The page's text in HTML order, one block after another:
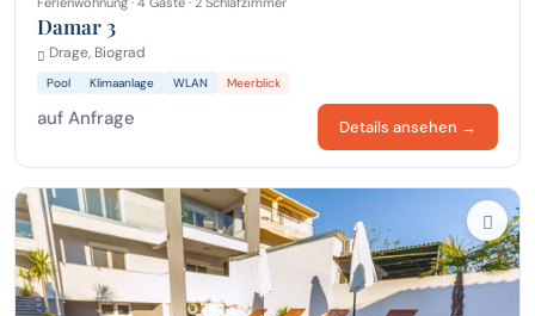
Damar 3
Drage, Biograd
Pool Klimaanlage WLAN Meerblick
auf Anfrage Details ansehen →